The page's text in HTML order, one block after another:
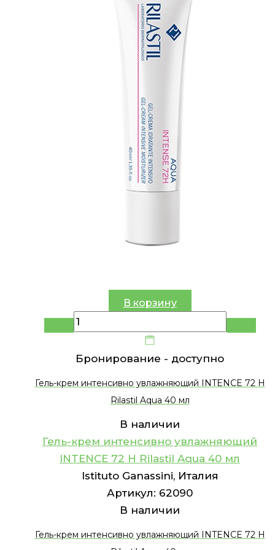
В корзину
Бронирование - доступно
Гель-крем интенсивно увлажняющий INTENCE 72 H
Rilastil Aqua 40 мл
В наличии
Гель-крем интенсивно увлажняющий
INTENCE 72 H Rilastil Aqua 40 мл
Istituto Ganassini, Италия
Артикул: 62090
В наличии
Гель-крем интенсивно увлажняющий INTENCE 72 H